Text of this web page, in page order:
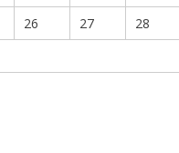
26 27 28